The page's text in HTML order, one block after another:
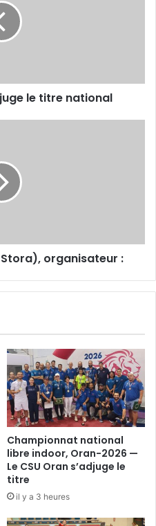
le titre national
organisateur :
Championnat national
libre indoor, Oran-2026 —
Le CSU Oran s’adjuge le
titre
il y a 3 heures